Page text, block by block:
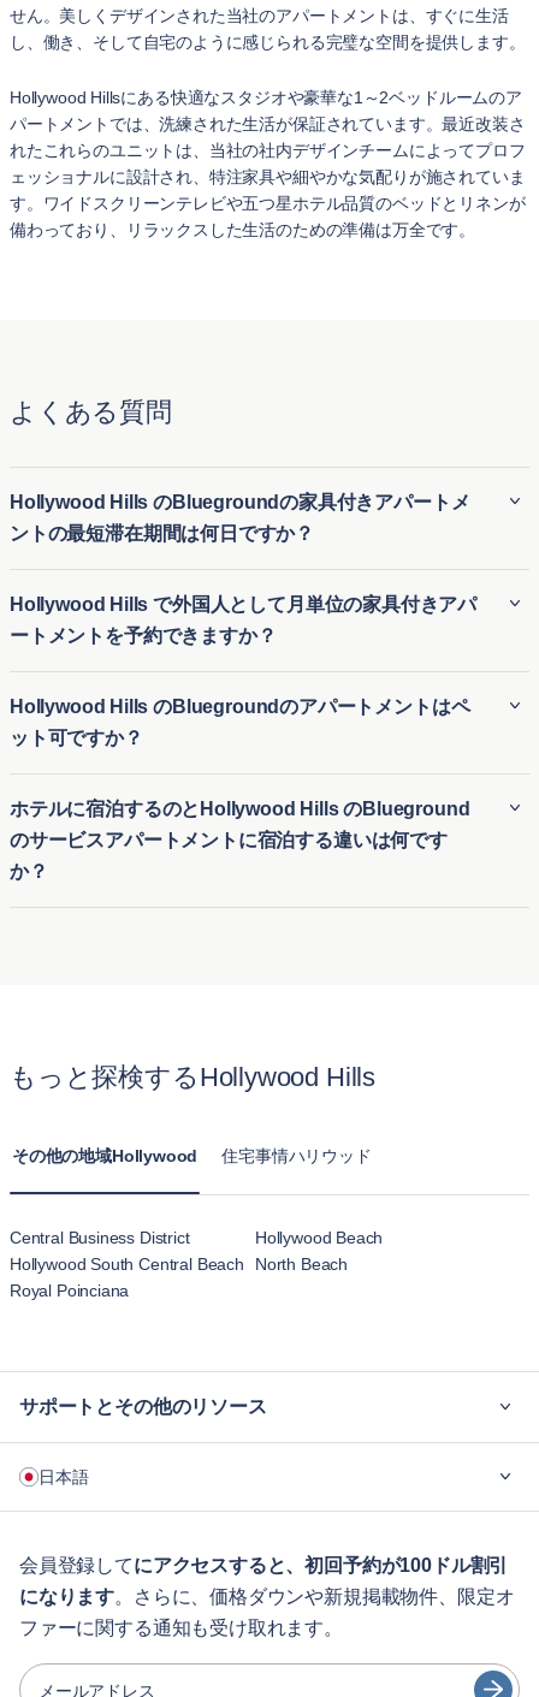
せん。美しくデザインされた当社のアパートメントは、すぐに生活
し、働き、そして自宅のように感じられる完璧な空間を提供します。
Hollywood Hillsにある快適なスタジオや豪華な1～2ベッドルームのア
パートメントでは、洗練された生活が保証されています。最近改装さ
れたこれらのユニットは、当社の社内デザインチームによってプロフ
ェッショナルに設計され、特注家具や細やかな気配りが施されていま
す。ワイドスクリーンテレビや五つ星ホテル品質のベッドとリネンが
備わっており、リラックスした生活のための準備は万全です。
よくある質問
Hollywood Hills のBluegroundの家具付きアパートメ
ントの最短滞在期間は何日ですか？
常最低30 泊の滞在が必要です。そのため、Hollywood Hills
の長期家具付き賃貸にも、短期滞在用の一時的な住居にも最
適です。引っ越しや長期滞在の訪問など、さまざまな滞在期
間に対応する柔軟性があります。
Hollywood Hills で外国人として月単位の家具付きアパ
ートメントを予約できますか？
アパート賃貸を簡単に予約できます。ビジネスやレジャーの
ためにHollywood Hills の仮住まいを探している方に、柔軟で
便利な一時的な住居を提供します。初めての街でも、長期の
契約なしで快適な家具付き住宅に簡単に入居できます。
Hollywood Hills のBluegroundのアパートメントはペ
ット可ですか？
可で、愛犬や愛猫と一緒に快適な生活を送ることができま
す。Hollywood Hills のペット可アパートは、ペットに適した
公園や設備の近くに位置する物件が多く、ペットオーナーが
安心して利用できる明確なポリシーを提供しています。
ホテルに宿泊するのとHollywood Hills のBlueground
のサービスアパートメントに宿泊する違いは何です
か？
れており、一時的なホテル宿泊以上に自宅のようにくつろげ
もっと探検するHollywood Hills
その他の地域Hollywood 住宅事情ハリウッド
Central Business District
Hollywood Beach
Hollywood South Central Beach
North Beach
Royal Poinciana
サポートとその他のリソース
企業向け
ゲスト向け特典サービス
シティガイド
パートナー
日本語
English
Português
Español
会員登録してにアクセスすると、初回予約が100ドル割引
になります。さらに、価格ダウンや新規掲載物件、限定オ
ファーに関する通知も受け取れます。
メールアドレス